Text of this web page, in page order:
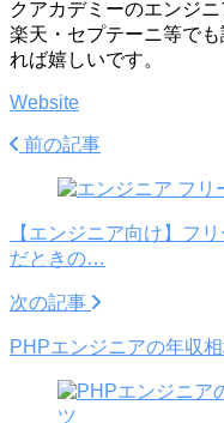
クアカデミーのエンジ
楽天・セプテーニ等で
れば嬉しいです。
Website
前の記事
【エンジニア向け】フ
だときの…
次の記事
PHPエンジニアの年収